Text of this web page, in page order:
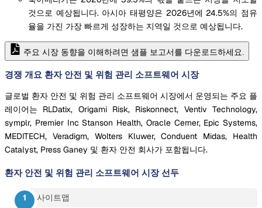
것으로 예상됩니다. 아시아 태평양은 2026년에 24.5%의 점유
율을 가진 가장 빠르게 성장하는 지역일 것으로 예상됩니다.
주요 시장 동향을 이해하려면 샘플 보고서를 다운로드하세요.
경쟁 개요 환자 안전 및 위험 관리 소프트웨어 시장
글로벌 환자 안전 및 위험 관리 소프트웨어 시장에서 운영되는 주요 플
레이어는 RLDatix, Origami Risk, Riskonnect, Ventiv Technology,
symplr, Premier Inc Stanson Health, Oracle Cerner, Epic Systems,
MEDITECH, Veradigm, Wolters Kluwer, Conduent Midas, Health
Catalyst, Press Ganey 및 환자 안전 회사가 포함됩니다.
환자 안전 및 위험 관리 소프트웨어 시장 선두
사이트맵